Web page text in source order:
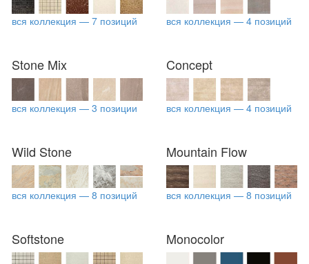
вся коллекция — 7 позиций вся коллекция — 4 позиций
Stone Mix
вся коллекция — 3 позиции
Concept
вся коллекция — 4 позиций
Wild Stone
вся коллекция — 8 позиций
Mountain Flow
вся коллекция — 8 позиций
Softstone Monocolor